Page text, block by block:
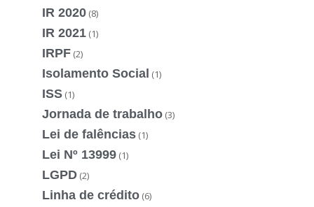
IR 2020 (8)
IR 2021 (1)
IRPF (2)
Isolamento Social (1)
ISS (1)
Jornada de trabalho (3)
Lei de falências (1)
Lei Nº 13999 (1)
LGPD (2)
Linha de crédito (6)